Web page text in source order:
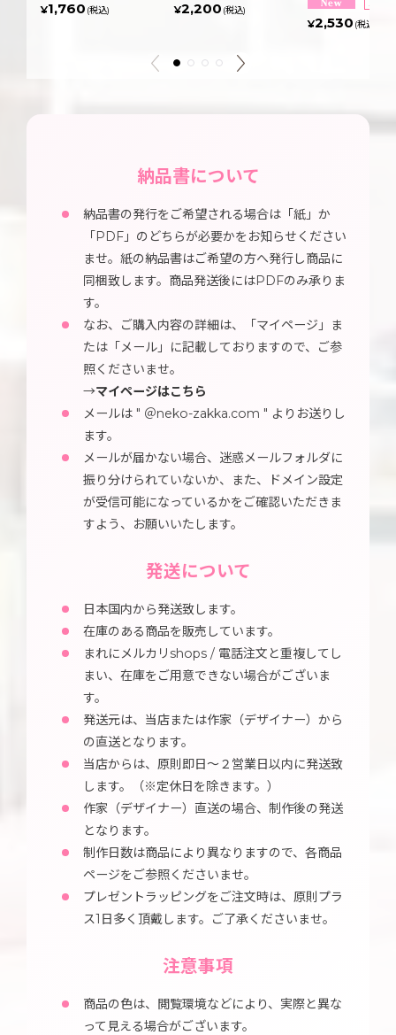
¥1,760 (税込) ¥2,200 (税込)
¥2,530 (税込)
納品書について
納品書の発行をご希望される場合は「紙」か
「PDF」のどちらが必要かをお知らせください
ませ。紙の納品書はご希望の方へ発行し商品に
同梱致します。商品発送後にはPDFのみ承りま
す。
なお、ご購入内容の詳細は、「マイページ」ま
たは「メール」に記載しておりますので、ご参
照くださいませ。
→マイページはこちら
メールは " ＠neko-zakka.com " よりお送りし
ます。
メールが届かない場合、迷惑メールフォルダに
振り分けられていないか、また、ドメイン設定
が受信可能になっているかをご確認いただきま
すよう、お願いいたします。
発送について
日本国内から発送致します。
在庫のある商品を販売しています。
まれにメルカリshops / 電話注文と重複してし
まい、在庫をご用意できない場合がございま
す。
発送元は、当店または作家（デザイナー）から
の直送となります。
当店からは、原則即日～２営業日以内に発送致
します。（※定休日を除きます。）
作家（デザイナー）直送の場合、制作後の発送
となります。
制作日数は商品により異なりますので、各商品
ページをご参照くださいませ。
プレゼントラッピングをご注文時は、原則プラ
ス1日多く頂戴します。ご了承くださいませ。
注意事項
商品の色は、閲覧環境などにより、実際と異な
って見える場合がございます。